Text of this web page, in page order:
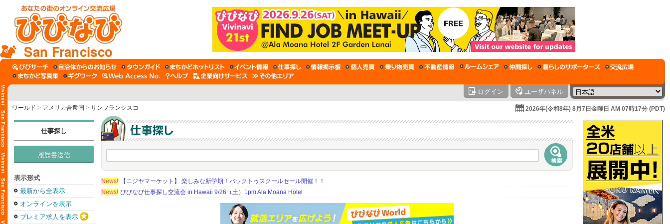
San Francisco
ログイン ユーザパネル
ワールド > アメリカ合衆国 > サンフランシスコ 2026年(令和8年) 8月7日金曜日 AM 07時17分 (PDT)
仕事探し
履歴書送信
表示形式
最新から全表示
オンラインを表示
プレミア求人を表示
News!
【ニジヤマーケット】 楽しみな新学期！バックトゥスクールセール開催！！
News! びびなび仕事探し交流会 in Hawaii 9/26（土）1pm Ala Moana Hotel